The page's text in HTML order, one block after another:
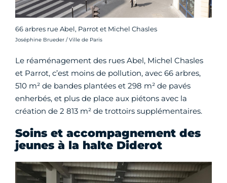
66 arbres rue Abel, Parrot et Michel Chasles
Crédit photo :
Joséphine Brueder / Ville de Paris
Le réaménagement des rues Abel, Michel Chasles
et Parrot, c’est moins de pollution, avec 66 arbres,
510 m² de bandes plantées et 298 m² de pavés
enherbés, et plus de place aux piétons avec la
création de 2 813 m² de trottoirs supplémentaires.
Soins et accompagnement des
jeunes à la halte Diderot